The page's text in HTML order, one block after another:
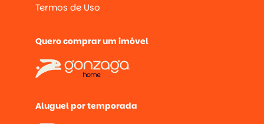
Termos de Uso
Quero comprar um imóvel
Aluguel por temporada